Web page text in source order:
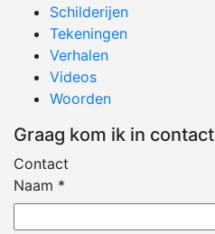
Schilderijen
Tekeningen
Verhalen
Videos
Woorden
Graag kom ik in contact
Contact
Naam *